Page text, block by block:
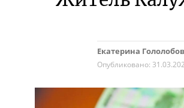
Екатерина
Опубликовано: